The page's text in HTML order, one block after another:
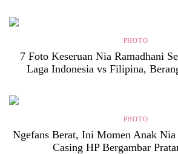
PHOTO
7 Foto Keseruan Nia Ramadhani
Laga Indonesia vs Filipina,
PHOTO
Ngefans Berat, Ini Momen Anak Nia
Casing HP Bergambar